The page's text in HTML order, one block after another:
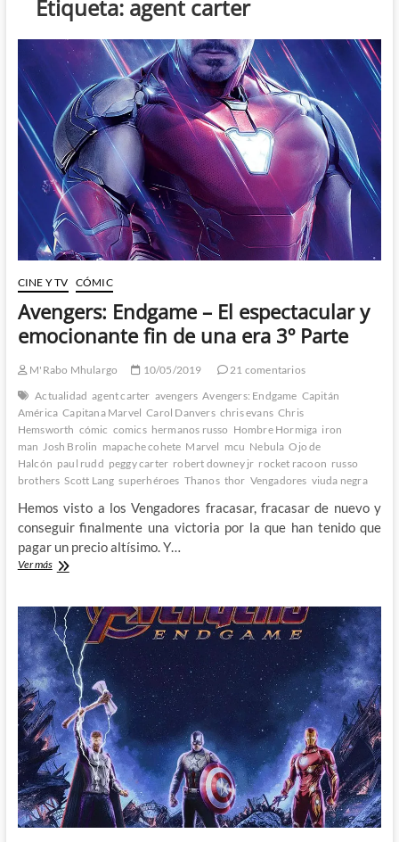
Etiqueta: agent carter
CINE Y TV CÓMIC
Avengers: Endgame – El espectacular y
emocionante fin de una era 3º Parte
M'Rabo Mhulargo 10/05/2019
21 comentarios
Actualidad agent carter avengers Avengers: Endgame Capitán
América Capitana Marvel Carol Danvers chris evans Chris
Hemsworth cómic comics hermanos russo Hombre Hormiga iron
man Josh Brolin mapache cohete Marvel mcu Nebula Ojo de
Halcón paul rudd peggy carter robert downey jr rocket racoon russo
brothers Scott Lang superhéroes Thanos thor Vengadores viuda negra
Hemos visto a los Vengadores fracasar, fracasar de nuevo y
conseguir finalmente una victoria por la que han tenido que
pagar un precio altísimo. Y…
Ver másAvengers:
El
espectacular
y
emocionante
fin
de
una
era
3º
Parte